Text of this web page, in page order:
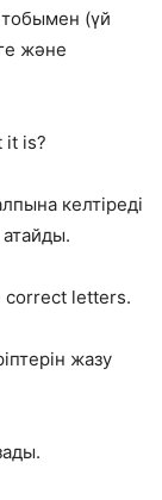
тобымен (үй
және
it is?
келтіреді
correct letters.
жазу